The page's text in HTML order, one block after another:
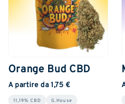
Orange Bud CBD
A partire da 1,75 €
11,19% CBD G.House